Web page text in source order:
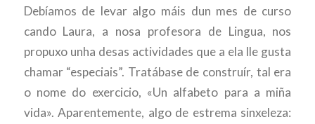
Debíamos de levar algo máis dun mes de curso
cando Laura, a nosa profesora de Lingua, nos
propuxo unha desas actividades que a ela lle gusta
chamar “especiais”. Tratábase de construír, tal era
o nome do exercicio, «Un alfabeto para a miña
vida». Aparentemente, algo de estrema sinxeleza: